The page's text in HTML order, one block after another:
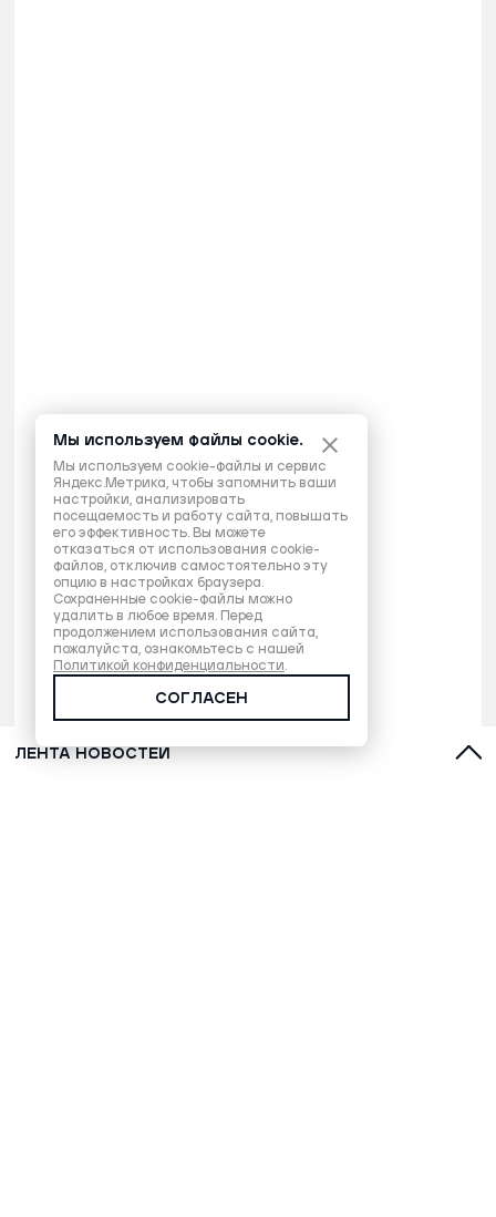
ЛЕНТА НОВОСТЕЙ
Мы используем файлы cookie.
Мы используем cookie-файлы и сервис
Яндекс.Метрика, чтобы запомнить ваши
настройки, анализировать
посещаемость и работу сайта, повышать
его эффективность. Вы можете
отказаться от использования cookie-
файлов, отключив самостоятельно эту
опцию в настройках браузера.
Сохраненные cookie-файлы можно
удалить в любое время. Перед
продолжением использования сайта,
пожалуйста, ознакомьтесь с нашей
Политикой конфиденциальности.
СОГЛАСЕН